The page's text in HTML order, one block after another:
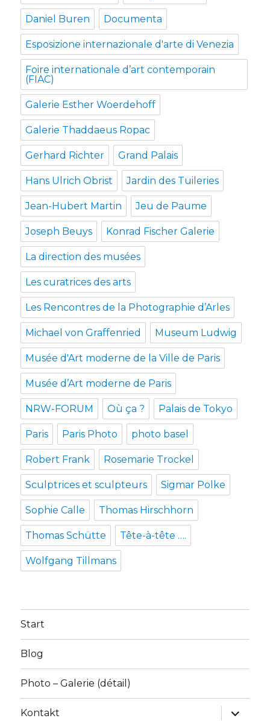
Daniel Buren Documenta
Esposizione internazionale d'arte di Venezia
Foire internationale d’art contemporain
(FIAC)
Galerie Esther Woerdehoff
Galerie Thaddaeus Ropac
Gerhard Richter Grand Palais
Hans Ulrich Obrist Jardin des Tuileries
Jean-Hubert Martin Jeu de Paume
Joseph Beuys Konrad Fischer Galerie
La direction des musées
Les curatrices des arts
Les Rencontres de la Photographie d’Arles
Michael von Graffenried Museum Ludwig
Musée d'Art moderne de la Ville de Paris
Musée d’Art moderne de Paris
NRW-FORUM Où ça ? Palais de Tokyo
Paris Paris Photo photo basel
Robert Frank Rosemarie Trockel
Sculptrices et sculpteurs Sigmar Polke
Sophie Calle Thomas Hirschhorn
Thomas Schütte Tête-à-tête ….
Wolfgang Tillmans
Start
Blog
Photo – Galerie (détail)
Kontakt